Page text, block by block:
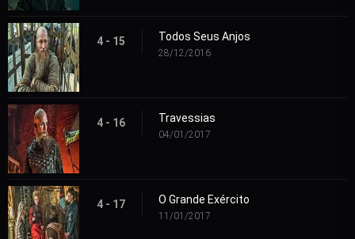
4 - 15 Todos Seus Anjos
28/12/2016
4 - 16 Travessias
04/01/2017
4 - 17 O Grande Exército
11/01/2017